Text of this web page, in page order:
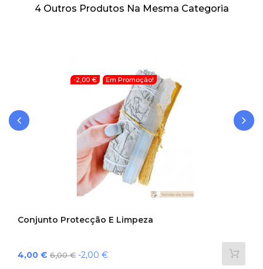
4 Outros Produtos Na Mesma Categoria
Em Promoção!
-2,00 €
Conjunto Protecção E Limpeza
Preço
4,00 € Preço
6,00 € -2,00 €